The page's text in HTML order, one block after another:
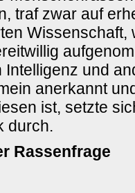
traf zwar auf
Wissenschaft,
Intelligenz und
anerkannt
ist, setzte
durch.
Rassenfrage